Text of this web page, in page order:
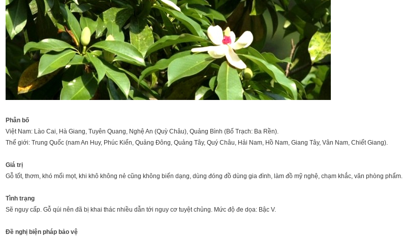
Phân bố
Việt Nam: Lào Cai, Hà Giang, Tuyên Quang, Nghệ An (Quỳ Châu), Quảng Bình (Bố Trạch: Ba Rền).
Thế giới: Trung Quốc (nam An Huy, Phúc Kiến, Quảng Đông, Quảng Tây, Quý Châu, Hải Nam, Hồ Nam, Giang Tây, Vân Nam, Chiết Giang).
Giá trị
Gỗ tốt, thơm, khó mối mọt, khi khô không nẻ cũng không biến dạng, dùng đóng đồ dùng gia đình, làm đồ mỹ nghệ, chạm khắc, văn phòng phẩm.
Tình trạng
Sẽ nguy cấp. Gỗ qúi nên đã bị khai thác nhiều dẫn tới nguy cơ tuyệt chủng. Mức độ đe dọa: Bậc V.
Đề nghị biện pháp bảo vệ